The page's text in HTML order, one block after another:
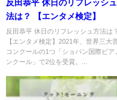
反田恭平 休日のリフレッシ
法は？ 【エンタメ検定】
反田恭平 休日のリフレッシュ方法は？
【エンタメ検定】2021年、世界三大
コンクールの1つ「ショパン国際ピア
ンクール」で2位を受賞。...